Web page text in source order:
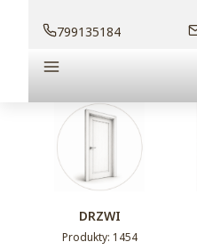
799135184
Menu
DRZWI
Produkty: 1454